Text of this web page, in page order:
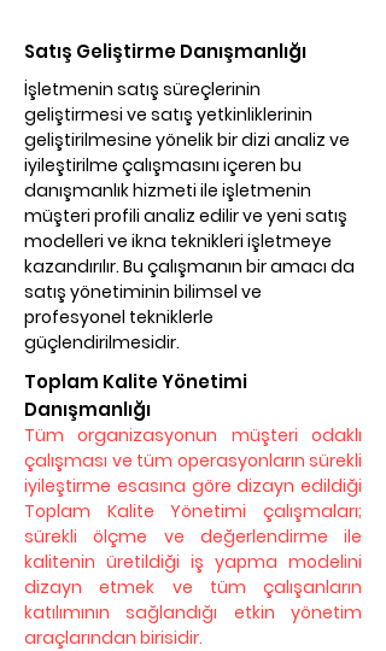
Satış Geliştirme Danışmanlığı
İşletmenin satış süreçlerinin
geliştirmesi ve satış yetkinliklerinin
geliştirilmesine yönelik bir dizi analiz ve
iyileştirilme çalışmasını içeren bu
danışmanlık hizmeti ile işletmenin
müşteri profili analiz edilir ve yeni satış
modelleri ve ikna teknikleri işletmeye
kazandırılır. Bu çalışmanın bir amacı da
satış yönetiminin bilimsel ve
profesyonel tekniklerle
güçlendirilmesidir.
Toplam Kalite Yönetimi
Danışmanlığı
Tüm organizasyonun müşteri odaklı
çalışması ve tüm operasyonların sürekli
iyileştirme esasına göre dizayn edildiği
Toplam Kalite Yönetimi çalışmaları;
sürekli ölçme ve değerlendirme ile
kalitenin üretildiği iş yapma modelini
dizayn etmek ve tüm çalışanların
katılımının sağlandığı etkin yönetim
araçlarından birisidir.